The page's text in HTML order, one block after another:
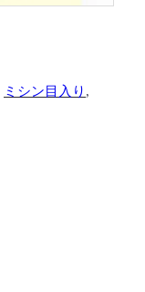
ミシン目入り